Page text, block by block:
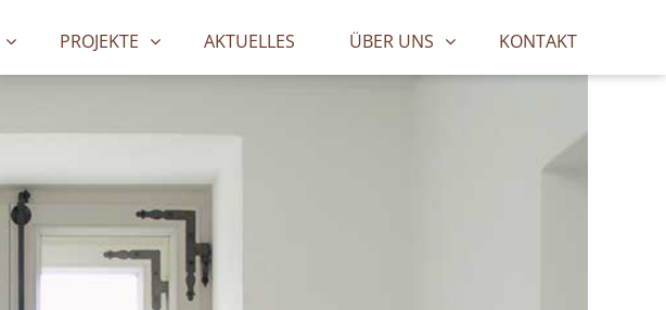
PROJEKTE AKTUELLES ÜBER UNS KONTAKT